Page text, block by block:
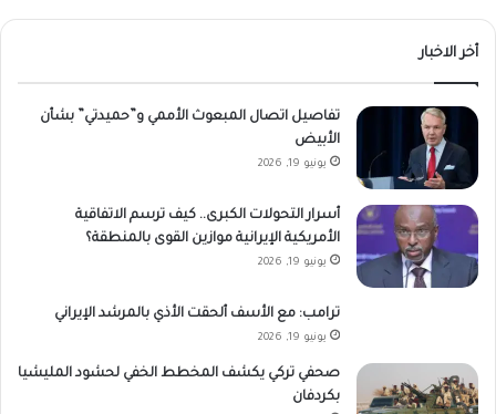
أخر الاخبار
تفاصيل اتصال المبعوث الأممي و”حميدتي” بشأن
الأبيض
يونيو 19, 2026
أسرار التحولات الكبرى.. كيف ترسم الاتفاقية
الأمريكية الإيرانية موازين القوى بالمنطقة؟
يونيو 19, 2026
ترامب: مع الأسف ألحقت الأذي بالمرشد الإيراني
يونيو 19, 2026
صحفي تركي يكشف المخطط الخفي لحشود المليشيا
بكردفان